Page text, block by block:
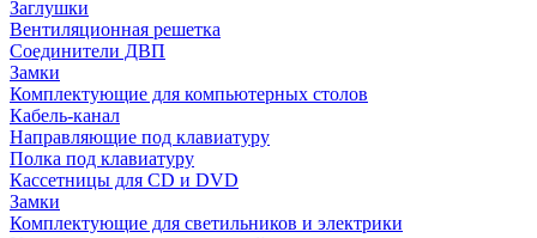
Заглушки
Вентиляционная решетка
Соединители ДВП
Замки
Комплектующие для компьютерных столов
Кабель-канал
Направляющие под клавиатуру
Полка под клавиатуру
Кассетницы для CD и DVD
Замки
Комплектующие для светильников и электрики